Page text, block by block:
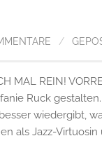
/
MAL REIN!
Ruck
wiedergibt,
als Jazz-